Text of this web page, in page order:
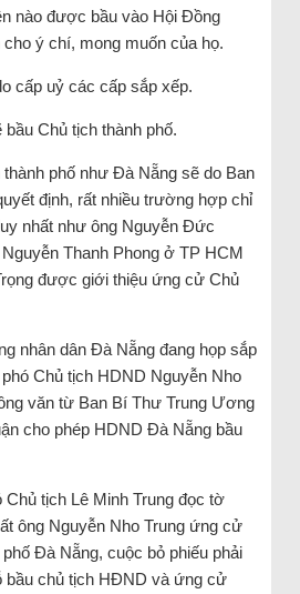
nào được bầu vào Hội Đồng
cho ý chí, mong muốn của họ.
cấp uỷ các cấp sắp xếp.
Chủ tịch thành phố.
phố như Đà Nẵng sẽ do Ban
định, rất nhiều trường hợp chỉ
nhất như ông Nguyễn Đức
Thanh Phong ở TP HCM
được giới thiệu ứng cử Chủ
nhân dân Đà Nẵng đang họp sắp
Chủ tịch HDND Nguyễn Nho
văn từ Ban Bí Thư Trung Ương
cho phép HDND Đà Nẵng bầu
tịch Lê Minh Trung đọc tờ
ông Nguyễn Nho Trung ứng cử
Đà Nẵng, cuộc bỏ phiếu phải
bầu chủ tịch HĐND và ứng cử